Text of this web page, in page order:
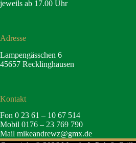
jeweils ab 17.00 Uhr
Adresse
Lampengässchen 6
45657 Recklinghausen
Kontakt
Fon 0 23 61 – 10 67 514
Mobil 0176 – 23 769 790
Mail mikeandrewz@gmx.de